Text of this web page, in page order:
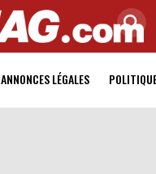
ANNONCES LÉGALES